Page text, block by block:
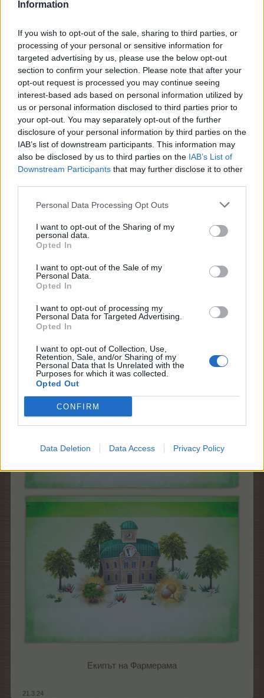
Information
If you wish to opt-out of the sale, sharing to third parties, or
processing of your personal or sensitive information for
targeted advertising by us, please use the below opt-out
section to confirm your selection. Please note that after your
opt-out request is processed you may continue seeing
interest-based ads based on personal information utilized by
us or personal information disclosed to third parties prior to
your opt-out. You may separately opt-out of the further
disclosure of your personal information by third parties on the
IAB’s list of downstream participants. This information may
also be disclosed by us to third parties on the IAB’s List of
Downstream Participants that may further disclose it to other
Personal Data Processing Opt Outs
I want to opt-out of the Sharing of my
personal data.
Opted In
I want to opt-out of the Sale of my
Personal Data.
Opted In
I want to opt-out of processing my
Personal Data for Targeted Advertising.
Opted In
I want to opt-out of Collection, Use,
Retention, Sale, and/or Sharing of my
Personal Data that Is Unrelated with the
Purposes for which it was collected.
Opted Out
CONFIRM
Data Deletion Data Access Privacy Policy
Лонган​
Горска цикаса XL​
4 бр.
Горска цикаса XXL​
Редките дървета ще се падат много
Заедно с новите тайнствени дървета в играта ще
Повече информация за тях можете да намерите тук:
Куестовете в читалището
Екипът на Фармерама
21.3.24